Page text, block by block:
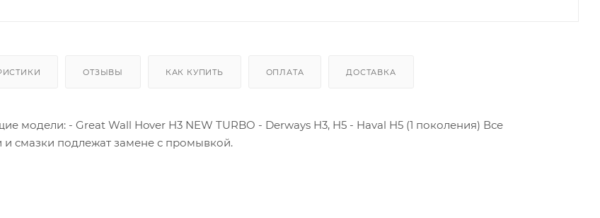
ОТЗЫВЫ КАК КУПИТЬ ОПЛАТА ДОСТАВКА
модели: - Great Wall Hover H3 NEW TURBO - Derways H3, H5 - Haval H5 (1 поколения) Все
смазки подлежат замене с промывкой.